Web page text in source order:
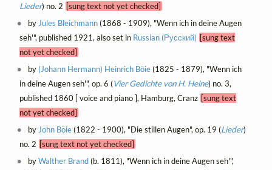
Lieder) no. 2 [sung text not yet checked]
by Jules Bleichmann(1868 - 1909), "Wenn ich in deine Augen
seh'", published 1921, also set in Russian (Русский) [sung text
not yet checked]
by (Johann Hermann) Heinrich Böie(1825 - 1879), "Wenn ich
in deine Augen seh'", op. 6 (Vier Gedichte von H. Heine) no. 3,
published 1860 [ voice and piano ], Hamburg, Cranz [sung text
not yet checked]
by John Böie(1822 - 1900), "Die stillen Augen", op. 19 (Lieder)
no. 2 [sung text not yet checked]
byWalther Brand(b. 1811), "Wenn ich in deine Augen seh'",